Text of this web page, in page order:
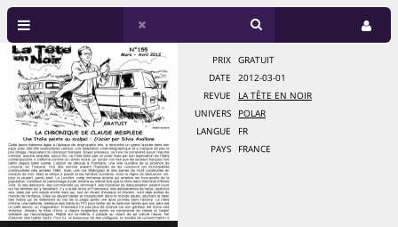
PRIX
GRATUIT
DATE
2012-03-01
REVUE
LA TÊTE EN NOIR
UNIVERS
POLAR
LANGUE
FR
PAYS
FRANCE